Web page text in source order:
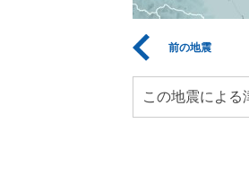
前の地震
この地震による